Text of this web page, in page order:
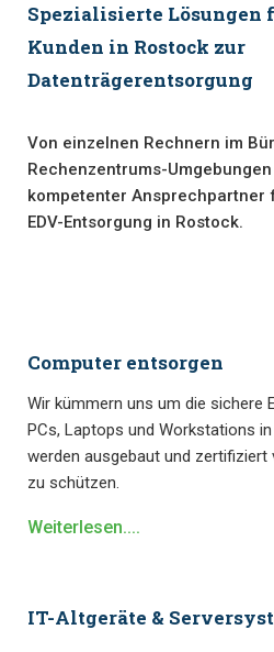
Spezialisierte Lösungen
Kunden in Rostock zur
Datenträgerentsorgung
Von einzelnen Rechnern im
Rechenzentrums-
kompetenter Ansprechpartner
EDV-Entsorgung in Rostock.
Computer entsorgen
Wir kümmern uns um die sichere
PCs, Laptops und Workstations
werden ausgebaut und zertifiziert
zu schützen.
Weiterlesen....
IT-Altgeräte &